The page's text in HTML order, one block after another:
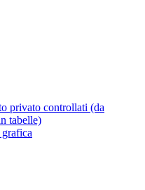
privato controllati (da
tabelle)